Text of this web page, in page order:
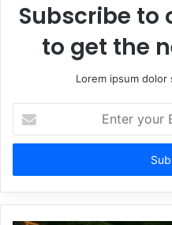
Subscribe to
to get the
Lorem ipsum
your
Email